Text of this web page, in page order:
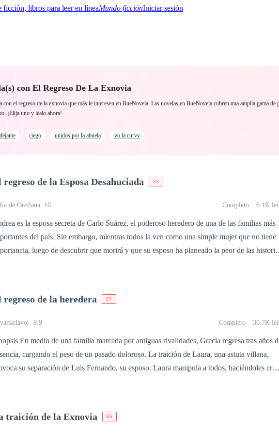
Mundo ficciónIniciar sesión
FantasíaUrbanoLGBTQ+YA/TEENParanormalMisterio/ThrillerOrientalJuegosHistoria
con El Regreso De La Exnovia
el regreso de la exnovia que más le interesen en BueNovela. Las novelas en BueNovela cubren una amplia gama de
¡Elija uno y léalo ahora!
ciego unidos por la abuela
yo la curvy
regreso de la Esposa Desahuciada ES
de Orellana 10 Completo 6.1K
es la esposa secreta de Carlo Suárez, el poderoso heredero de una de las familias más
del país. Sin embargo, mientras todos la ven como una simple mujer que no tiene
luego de descubrir que morirá y que su esposo ha planeado la peor de las
morirá, sino también cuando ella tome su lugar como la heredera de la familia más poderosa
país. ¿Surgirá el amor en medio de todo ese juego de poder? ¿O solo será un peón más
regreso de la heredera ES
9.9 Completo 36.7K
marcada por antiguas rivalidades, Grecia regresa tras años de
cargando el peso de un pasado doloroso. La traición de Laura, una astuta villana,
su separación de Luis Fernando, su esposo. Laura manipula a todos, haciéndoles creer
por explicarse, Grecia busca a Luis Fernando en la oficina de su padre, solo para
traición de la Exnovia ES